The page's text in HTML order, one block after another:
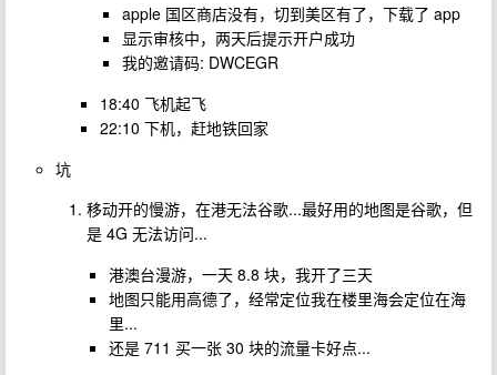
apple 国区商店没有，切到美区有了，下载了 app
显示审核中，两天后提示开户成功
我的邀请码: DWCEGR
18:40 飞机起飞
22:10 下机，赶地铁回家
坑
移动开的慢游，在港无法谷歌...最好用的地图是谷歌，但
是 4G 无法访问...
港澳台漫游，一天 8.8 块，我开了三天
地图只能用高德了，经常定位我在楼里海会定位在海
里...
还是 711 买一张 30 块的流量卡好点...